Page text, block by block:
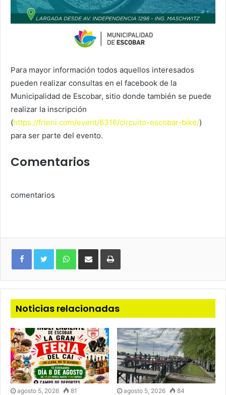
Para mayor información todos aquellos interesados
pueden realizar consultas en el facebook de la
Municipalidad de Escobar, sitio donde también se puede
realizar la inscripción
(https://frieni.com/event/6316/circuito-escobar-bike/)
para ser parte del evento.
Comentarios
comentarios
WhatsAppCompartirImprimir
Noticias relacionadas
agosto 5, 2026 81 agosto 5, 2026 84